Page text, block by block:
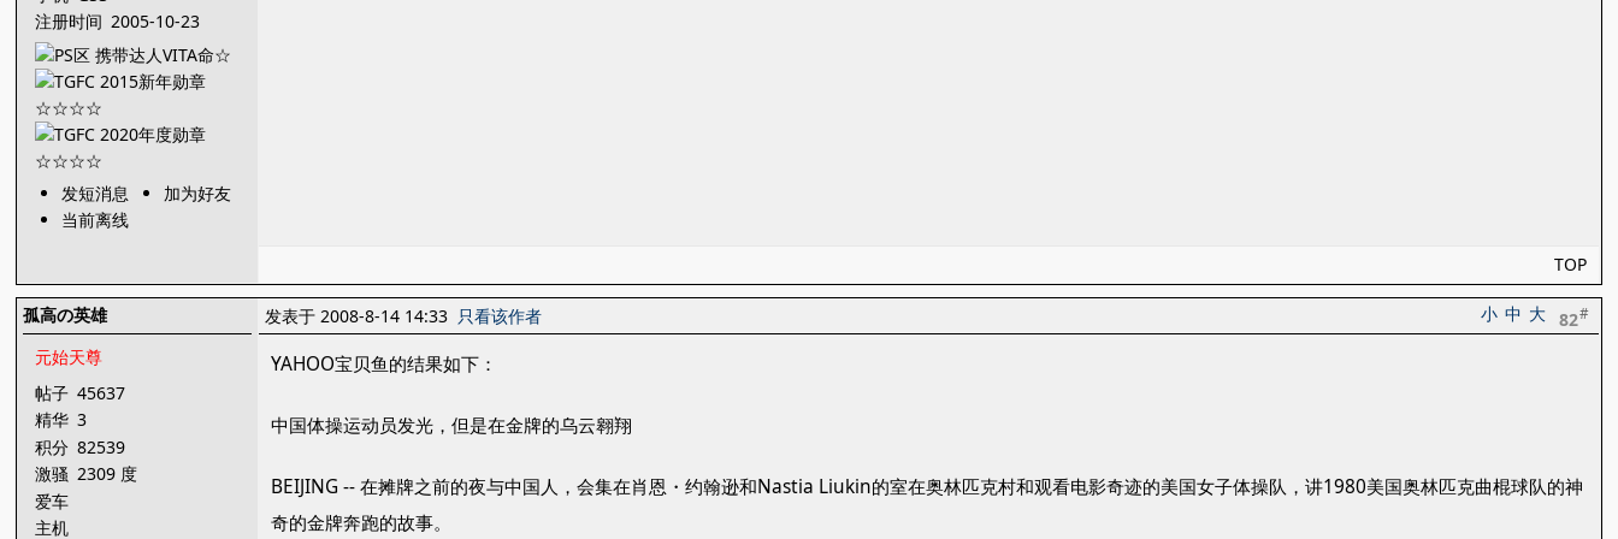
注册时间 2005-10-23
发短消息
加为好友
当前离线
TOP
孤高の英雄
元始天尊
帖子 45637
精华 3
积分 82539
激骚 2309 度
爱车
主机
82#
大
中
小
发表于 2008-8-14 14:33 只看该作者
YAHOO宝贝鱼的结果如下：
中国体操运动员发光，但是在金牌的乌云翱翔
BEIJING -- 在摊牌之前的夜与中国人，会集在肖恩・约翰逊和Nastia Liukin的室在奥林匹克村和观看电影奇迹的美国女子体操队，讲1980美国奥林匹克曲棍球队的神
奇的金牌奔跑的故事。